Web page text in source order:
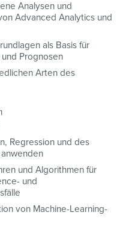
Analysen und
Advanced Analytics und
als Basis für
Prognosen
Arten des
Regression und des
und Algorithmen für
und
von Machine-Learning-